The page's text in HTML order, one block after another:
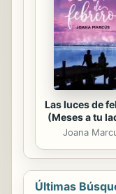
Las luces de
(Meses a tu
Joana
Últimas